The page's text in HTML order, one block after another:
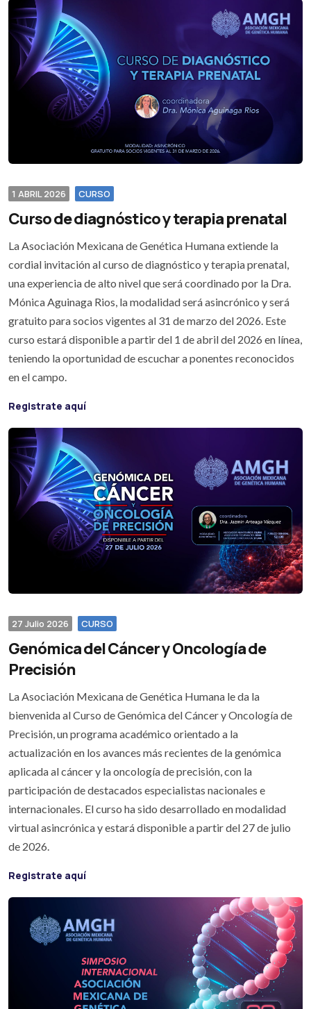
1 ABRIL 2026 CURSO
Curso de diagnóstico y terapia prenatal
La Asociación Mexicana de Genética Humana extiende la
cordial invitación al curso de diagnóstico y terapia prenatal,
una experiencia de alto nivel que será coordinado por la Dra.
Mónica Aguinaga Rios, la modalidad será asincrónico y será
gratuito para socios vigentes al 31 de marzo del 2026. Este
curso estará disponible a partir del 1 de abril del 2026 en línea,
teniendo la oportunidad de escuchar a ponentes reconocidos
en el campo.
Registrate aquí
27 Julio 2026 CURSO
Genómica del Cáncer y Oncología de
Precisión
La Asociación Mexicana de Genética Humana le da la
bienvenida al Curso de Genómica del Cáncer y Oncología de
Precisión, un programa académico orientado a la
actualización en los avances más recientes de la genómica
aplicada al cáncer y la oncología de precisión, con la
participación de destacados especialistas nacionales e
internacionales. El curso ha sido desarrollado en modalidad
virtual asincrónica y estará disponible a partir del 27 de julio
de 2026.
Registrate aquí